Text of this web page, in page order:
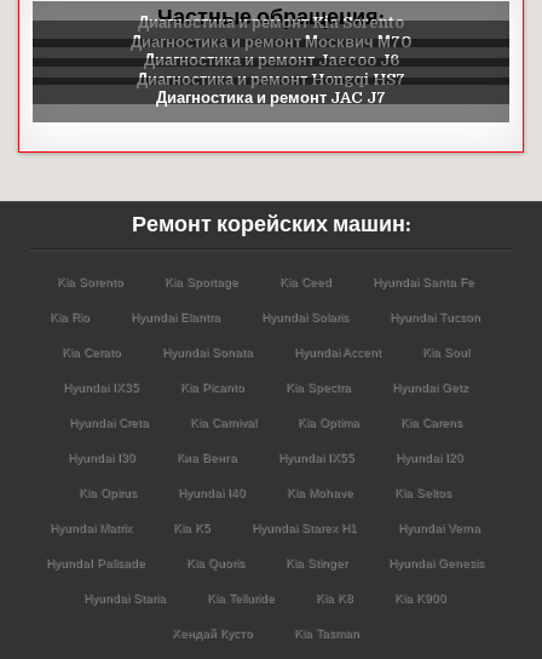
Частные обращения:
Ремонт корейских машин:
Kia Sorento Kia Sportage Kia Ceed Hyundai Santa Fe
Kia Rio Hyundai Elantra Hyundai Solaris Hyundai Tucson
Kia Cerato Hyundai Sonata Hyundai Accent Kia Soul
Hyundai IX35 Kia Picanto Kia Spectra Hyundai Getz
Hyundai Creta Kia Carnival Kia Optima Kia Carens
Hyundai I30 Киа Венга Hyundai IX55 Hyundai I20
Kia Opirus Hyundai I40 Kia Mohave Kia Seltos
Hyundai Matrix Kia K5 Hyundai Starex H1 Hyundai Verna
HyundaI Palisade Kia Quoris Kia Stinger Hyundai Genesis
Hyundai Staria Kia Telluride Kia K8 Kia K900
Хендай Кусто Kia Tasman